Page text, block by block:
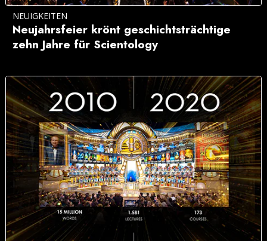
NEUIGKEITEN
Neujahrsfeier krönt geschichtsträchtige
zehn Jahre für Scientology